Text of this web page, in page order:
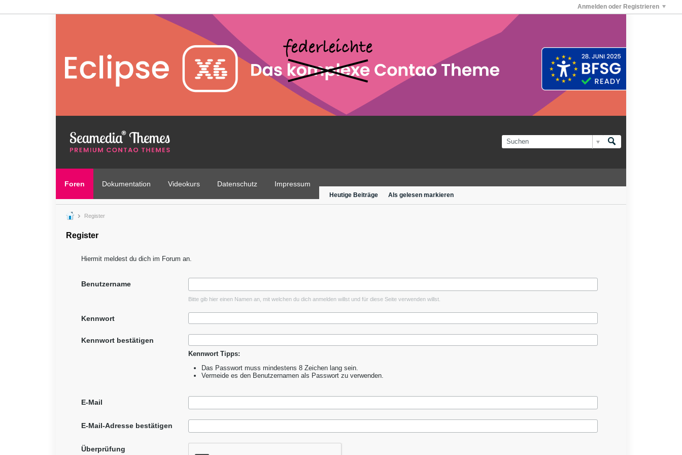
Anmelden oder Registrieren
Foren Dokumentation Videokurs Datenschutz Impressum
Heutige Beiträge Als gelesen markieren
Register
Register
Hiermit meldest du dich im Forum an.
Benutzername
Bitte gib hier einen Namen an, mit welchen du dich anmelden willst und für diese Seite verwenden willst.
Kennwort
Kennwort bestätigen
Kennwort Tipps:
Das Passwort muss mindestens 8 Zeichen lang sein.
Vermeide es den Benutzernamen als Passwort zu verwenden.
E-Mail
E-Mail-Adresse bestätigen
Überprüfung